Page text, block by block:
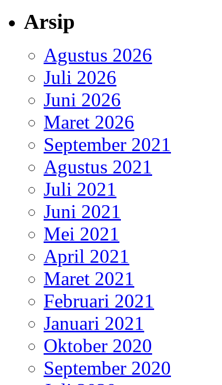
Arsip
Agustus 2026
Juli 2026
Juni 2026
Maret 2026
September 2021
Agustus 2021
Juli 2021
Juni 2021
Mei 2021
April 2021
Maret 2021
Februari 2021
Januari 2021
Oktober 2020
September 2020